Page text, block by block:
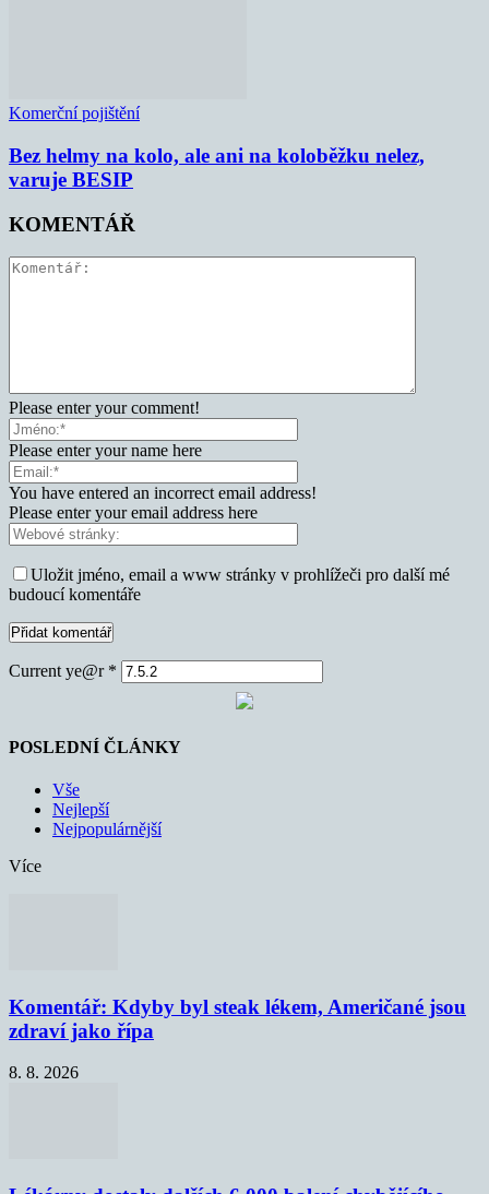
Komerční pojištění
Bez helmy na kolo, ale ani na koloběžku nelez,
varuje BESIP
KOMENTÁŘ
Please enter your comment!
Please enter your name here
You have entered an incorrect email address!
Please enter your email address here
Uložit jméno, email a www stránky v prohlížeči pro další mé
budoucí komentáře
Current ye@r *
POSLEDNÍ ČLÁNKY
Vše
Nejlepší
Nejpopulárnější
Více
Komentář: Kdyby byl steak lékem, Američané jsou
zdraví jako řípa
8. 8. 2026